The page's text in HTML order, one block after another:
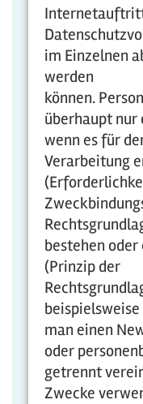
im Einzelnen
werden
können.
überhaupt nur
wenn es für
Verarbeitung
bestehen
(Prinzip der
man einen
oder
getrennt
Zwecke